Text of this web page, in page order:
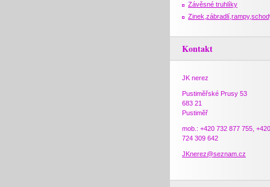
Závěsné truhlíky
Kontakt
JK nerez
Pustiměřské Prusy 53
683 21
Pustiměř
mob.: +420 732 877 755, +420
724 309 642
JKnerez@seznam.cz